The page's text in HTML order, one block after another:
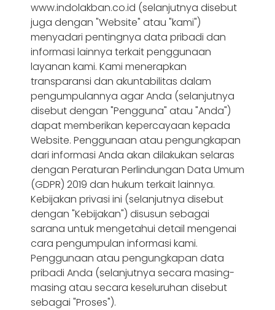
www.indolakban.co.id (selanjutnya disebut
juga dengan "Website" atau "kami")
menyadari pentingnya data pribadi dan
informasi lainnya terkait penggunaan
layanan kami. Kami menerapkan
transparansi dan akuntabilitas dalam
pengumpulannya agar Anda (selanjutnya
disebut dengan "Pengguna" atau "Anda")
dapat memberikan kepercayaan kepada
Website. Penggunaan atau pengungkapan
dari informasi Anda akan dilakukan selaras
dengan Peraturan Perlindungan Data Umum
(GDPR) 2019 dan hukum terkait lainnya.
Kebijakan privasi ini (selanjutnya disebut
dengan "Kebijakan") disusun sebagai
sarana untuk mengetahui detail mengenai
cara pengumpulan informasi kami.
Penggunaan atau pengungkapan data
pribadi Anda (selanjutnya secara masing-
masing atau secara keseluruhan disebut
sebagai "Proses").